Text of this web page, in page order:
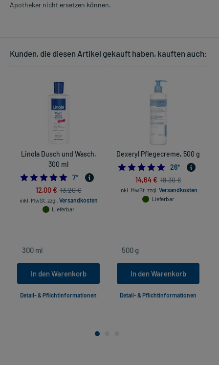
Apotheker nicht ersetzen können.
Kunden, die diesen Artikel gekauft haben, kauften auch:
Linola Dusch und Wasch,
300 ml
5.0
7*
12,00 € 13,20 €
inkl. MwSt. zzgl. Versandkosten
Lieferbar
In den Warenkorb
Detail- & Pflichtinformationen
Dexeryl Pflegecreme, 500 g
5.0
26*
14,64 € 18,30 €
inkl. MwSt. zzgl. Versandkosten
Lieferbar
In den Warenkorb
Detail- & Pflichtinformationen